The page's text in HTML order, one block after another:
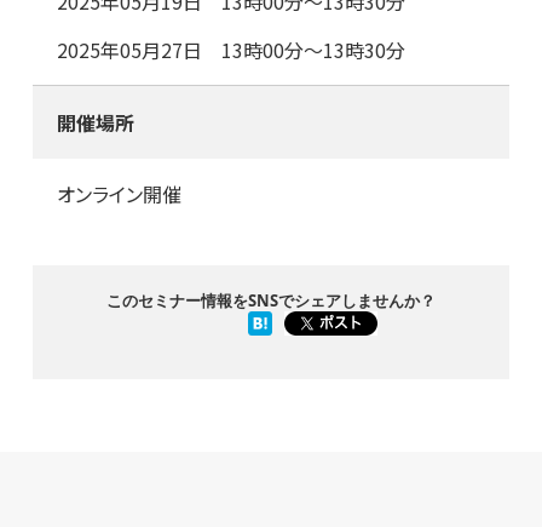
2025年05月27日 13時00分～13時30分
開催場所
オンライン開催
このセミナー情報をSNSでシェアしませんか？